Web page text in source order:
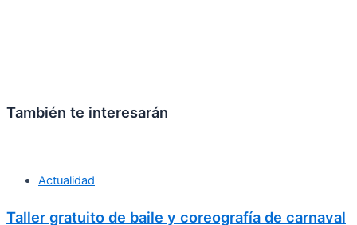
También te interesarán
Actualidad
Taller gratuito de baile y coreografía de carnaval